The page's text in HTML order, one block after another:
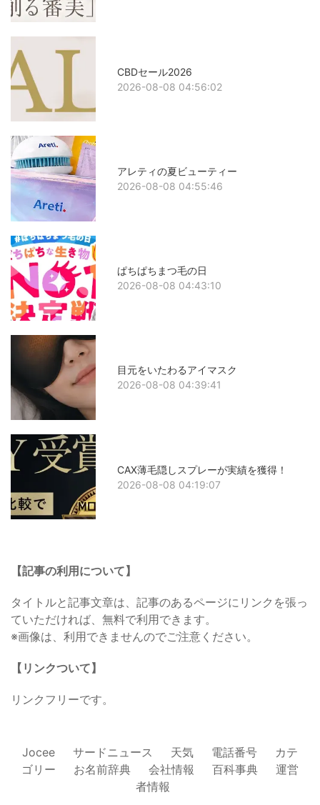
CBDセール2026
2026-08-08 04:56:02
アレティの夏ビューティー
2026-08-08 04:55:46
ぱちぱちまつ毛の日
2026-08-08 04:43:10
目元をいたわるアイマスク
2026-08-08 04:39:41
CAX薄毛隠しスプレーが実績を獲得！
2026-08-08 04:19:07
【記事の利用について】
タイトルと記事文章は、記事のあるページにリンクを張っ
ていただければ、無料で利用できます。
※画像は、利用できませんのでご注意ください。
【リンクついて】
リンクフリーです。
Jocee サードニュース 天気 電話番号
カテ
ゴリー
お名前辞典 会社情報 百科事典
運営
者情報